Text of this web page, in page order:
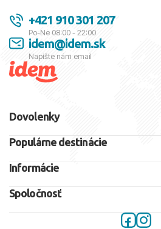
+421 910 301 207
Po-Ne 08:00 - 22:00
idem@idem.sk
Napíšte nám email
Dovolenky
Populárne destinácie
Informácie
Spoločnosť